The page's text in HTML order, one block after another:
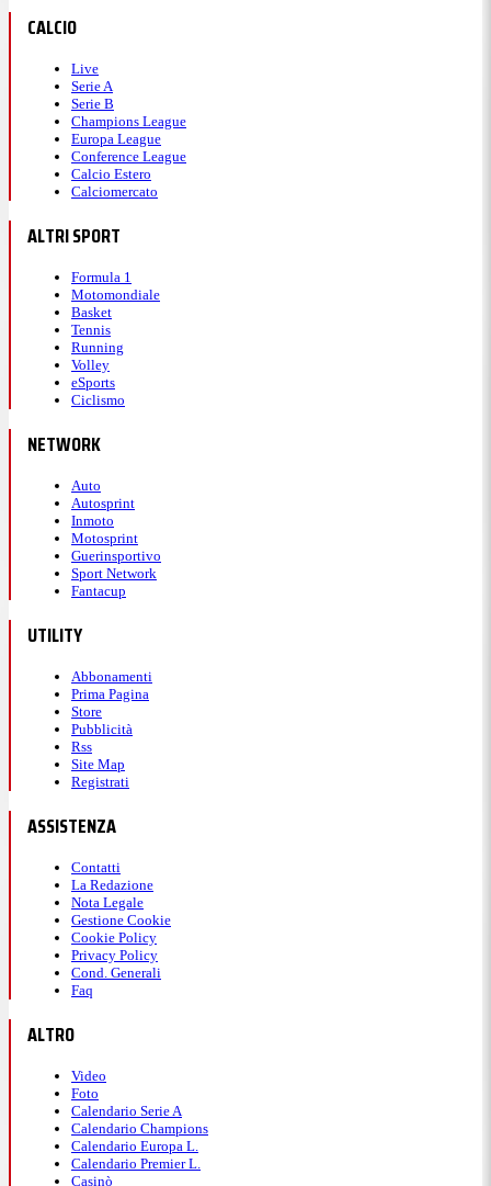
CALCIO
Live
Serie A
Serie B
Champions League
Europa League
Conference League
Calcio Estero
Calciomercato
ALTRI SPORT
Formula 1
Motomondiale
Basket
Tennis
Running
Volley
eSports
Ciclismo
NETWORK
Auto
Autosprint
Inmoto
Motosprint
Guerinsportivo
Sport Network
Fantacup
UTILITY
Abbonamenti
Prima Pagina
Store
Pubblicità
Rss
Site Map
Registrati
ASSISTENZA
Contatti
La Redazione
Nota Legale
Gestione Cookie
Cookie Policy
Privacy Policy
Cond. Generali
Faq
ALTRO
Video
Foto
Calendario Serie A
Calendario Champions
Calendario Europa L.
Calendario Premier L.
Casinò